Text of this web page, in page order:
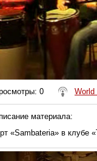
: 0
материала:
«Sambateria» в клубе